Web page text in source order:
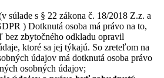
súlade s § 22 zákona č. 18/2018 Z.z. a
) Dotknutá osoba má právo na to,
bez zbytočného odkladu opravil
ktoré sa jej týkajú. So zreteľom na
údajov má dotknutá osoba právo
osobných údajov;